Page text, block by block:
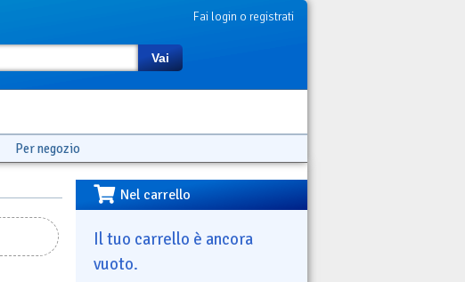
Fai login o registrati
Vai
Per negozio
Nel carrello
Il tuo carrello è ancora
vuoto.